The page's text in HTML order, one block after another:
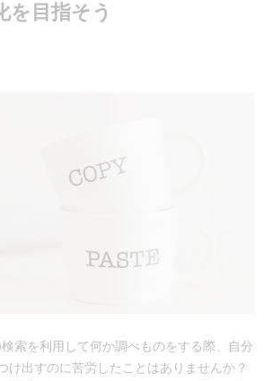
を目指そう
索を利用して何か調べものをする際、自分
け出すのに苦労したことはありませんか？